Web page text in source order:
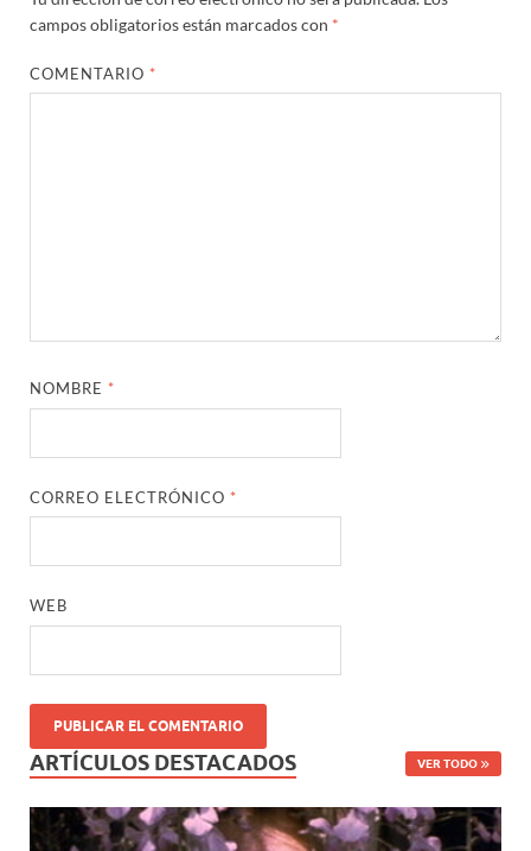
campos obligatorios están marcados con *
COMENTARIO *
NOMBRE *
CORREO ELECTRÓNICO *
WEB
ARTÍCULOS DESTACADOS VER TODO